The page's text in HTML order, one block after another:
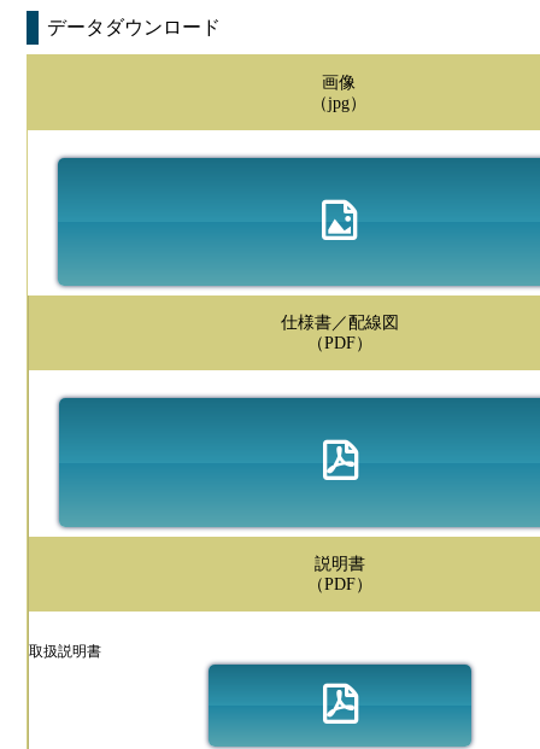
データダウンロード
画像
（jpg）
仕様書／配線図
（PDF）
説明書
（PDF）
取扱説明書